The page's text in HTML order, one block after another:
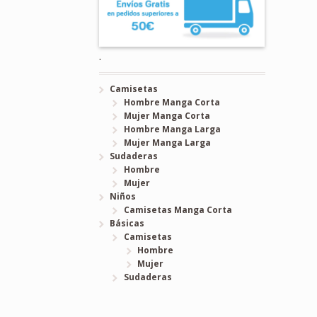
.
Camisetas
Hombre Manga Corta
Mujer Manga Corta
Hombre Manga Larga
Mujer Manga Larga
Sudaderas
Hombre
Mujer
Niños
Camisetas Manga Corta
Básicas
Camisetas
Hombre
Mujer
Sudaderas